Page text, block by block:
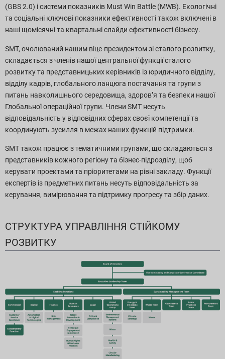
(GBS 2.0) і системи показників Must Win Battle (MWB). Екологічні
та соціальні ключові показники ефективності також включені в
наші щомісячні та квартальні слайди ефективності бізнесу.
SMT, очолюваний нашим віце-президентом зі сталого розвитку,
складається з членів нашої центральної функції сталого
розвитку та представницьких керівників із юридичного відділу,
відділу кадрів, глобального ланцюга постачання та групи з
питань навколишнього середовища, здоров’я та безпеки нашої
Глобальної операційної групи. Члени SMT несуть
відповідальність у відповідних сферах своєї компетенції та
координують зусилля в межах наших функцій підтримки.
SMT також працює з тематичними групами, що складаються з
представників кожного регіону та бізнес-підрозділу, щоб
керувати проектами та пріоритетами на рівні закладу. Функції
експертів із предметних питань несуть відповідальність за
керування, вимірювання та підтримку прогресу та збір даних.
СТРУКТУРА УПРАВЛІННЯ СТІЙКОМУ
РОЗВИТКУ